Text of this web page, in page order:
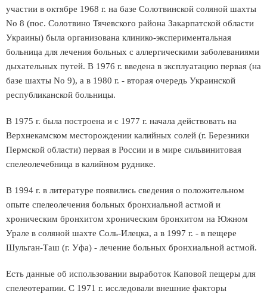
участии в октябре 1968 г. на базе Солотвинской соляной шахты
No 8 (пос. Солотвино Тячевского района Закарпатской области
Украины) была организована клинико-экспериментальная
больница для лечения больных с аллергическими заболеваниями
дыхательных путей. В 1976 г. введена в эксплуатацию первая (на
базе шахты No 9), а в 1980 г. - вторая очередь Украинской
республиканской больницы.
В 1975 г. была построена и с 1977 г. начала действовать на
Верхнекамском месторождении калийных солей (г. Березники
Пермской области) первая в России и в мире сильвинитовая
спелеолечебница в калийном руднике.
В 1994 г. в литературе появились сведения о положительном
опыте спелеолечения больных бронхиальной астмой и
хроническим бронхитом хроническим бронхитом на Южном
Урале в соляной шахте Соль-Илецка, а в 1997 г. - в пещере
Шульган-Таш (г. Уфа) - лечение больных бронхиальной астмой.
Есть данные об использовании выработок Каповой пещеры для
спелеотерапии. С 1971 г. исследовали внешние факторы